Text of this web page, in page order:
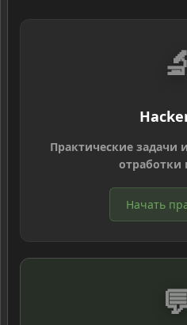
🔬
Практические задачи
отработки
Начать